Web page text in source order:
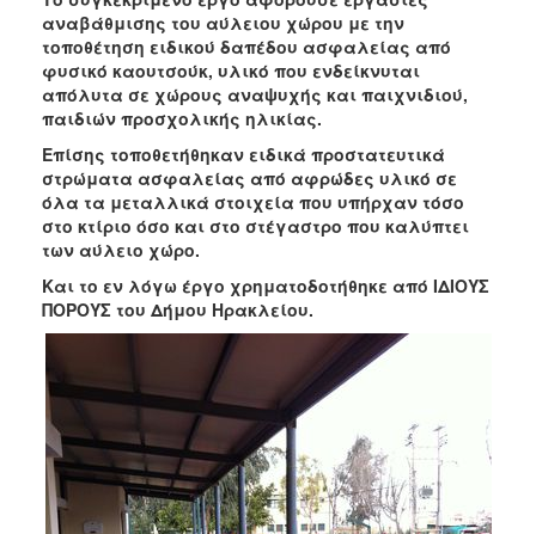
ΤΟΠΟΣ
ΠΟΛΙΤΙΣΜΟΣ
ΑΝΘΕΚΤΙΚΗ
ΠΟΛΗ
αναβάθμισης του αύλειου χώρου με την
τοποθέτηση ειδικού δαπέδου ασφαλείας από
φυσικό καουτσούκ, υλικό που ενδείκνυται
απόλυτα σε χώρους αναψυχής και παιχνιδιού,
παιδιών προσχολικής ηλικίας.
Επίσης τοποθετήθηκαν ειδικά προστατευτικά
στρώματα ασφαλείας από αφρώδες υλικό σε
όλα τα μεταλλικά στοιχεία που υπήρχαν τόσο
στο κτίριο όσο και στο στέγαστρο που καλύπτει
των αύλειο χώρο.
Και το εν λόγω έργο χρηματοδοτήθηκε από ΙΔΙΟΥΣ
ΠΟΡΟΥΣ του Δήμου Ηρακλείου.